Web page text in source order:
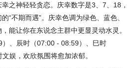
之神轻轻贪恋。庆幸数字是3、7、18，
“不期而遇”。庆幸色调为绿色、蓝色、
能让你在东说念主群中更显灵动水灵。
、辰时（07:00 - 08:59）、巳时
娱，欢欣氛围将愈加浓郁。